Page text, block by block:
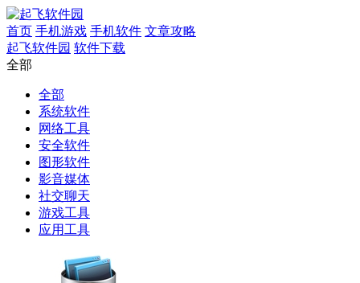
首页 手机游戏 手机软件 文章攻略
起飞软件园 软件下载
全部
全部
系统软件
网络工具
安全软件
图形软件
影音媒体
社交聊天
游戏工具
应用工具